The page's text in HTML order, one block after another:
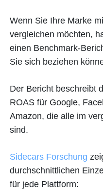
Wenn Sie Ihre Marke
vergleichen möchten,
einen Benchmark-
Sie sich beziehen
Der Bericht beschreibt
ROAS für Google,
Amazon, die alle im
sind.
Sidecars Forschung
durchschnittlichen
für jede Plattform: